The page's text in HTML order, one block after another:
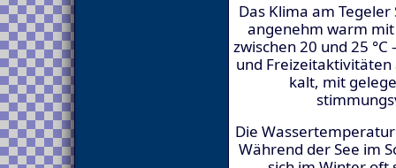
Das Klima am
angenehm warm
zwischen 20 und 25
und Freizeitaktivitäten
kalt, mit
Die
Während der See im